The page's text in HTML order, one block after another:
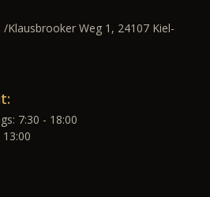
/Klausbrooker Weg 1, 24107 Kiel-
7:30 - 18:00